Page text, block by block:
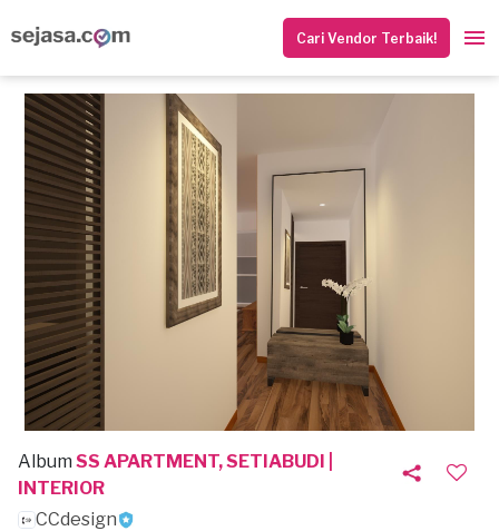
Cari Vendor Terbaik!
Album SS APARTMENT, SETIABUDI |
INTERIOR
CCdesign